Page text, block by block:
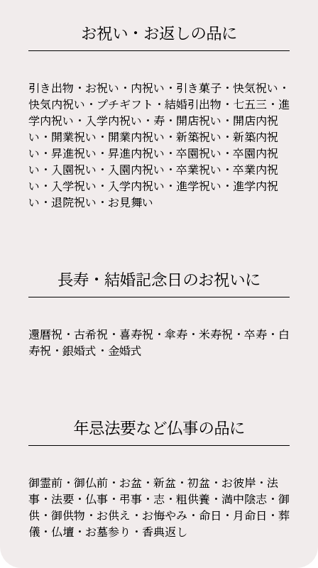
お祝い・お返しの品に
引き出物・お祝い・内祝い・引き菓子・快気祝い・
快気内祝い・プチギフト・結婚引出物・七五三・進
学内祝い・入学内祝い・寿・開店祝い・開店内祝
い・開業祝い・開業内祝い・新築祝い・新築内祝
い・昇進祝い・昇進内祝い・卒園祝い・卒園内祝
い・入園祝い・入園内祝い・卒業祝い・卒業内祝
い・入学祝い・入学内祝い・進学祝い・進学内祝
い・退院祝い・お見舞い
長寿・結婚記念日のお祝いに
還暦祝・古希祝・喜寿祝・傘寿・米寿祝・卒寿・白
寿祝・銀婚式・金婚式
年忌法要など仏事の品に
御霊前・御仏前・お盆・新盆・初盆・お彼岸・法
事・法要・仏事・弔事・志・粗供養・満中陰志・御
供・御供物・お供え・お悔やみ・命日・月命日・葬
儀・仏壇・お墓参り・香典返し